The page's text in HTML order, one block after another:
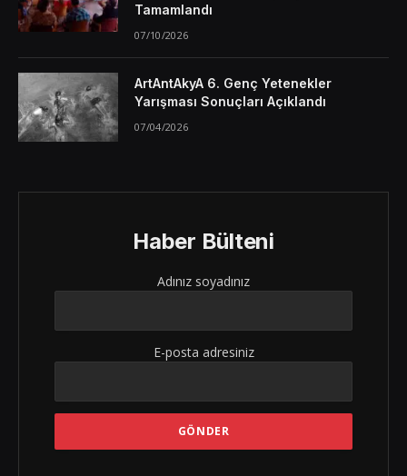
Tamamlandı
07/10/2026
ArtAntAkyA 6. Genç Yetenekler
Yarışması Sonuçları Açıklandı
07/04/2026
Haber Bülteni
Adınız soyadınız
E-posta adresiniz